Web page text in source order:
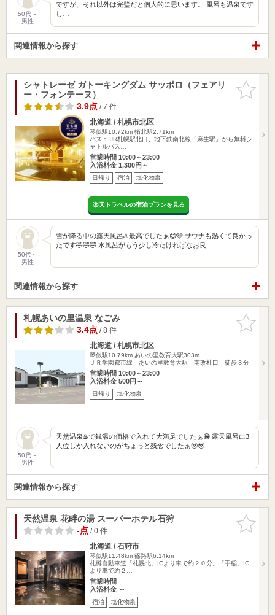
50代～
男性
ですが、それ以外は完璧だと個人的に思います。 風呂も温泉です
し…
関連情報から探す
お気に入
りに追加
シャトレーゼ ガトーキングダム サッポロ（フェアリ
ー・フォンテーヌ）
3.9点/ 7 件
北海道 / 札幌市北区
琴似駅10.72km 拓北駅2.71km
バス： JR札幌駅北口、地下鉄南北線「麻生駅」から無料シ
ャトルバス…
営業時間 10:00～23:00
入浴料金 1,300円～
日帰り 宿泊 塩化物泉
楽天トラベルの宿泊プランを見る
50代～
男性
雪が降る中の露天風呂♨️最高でしたぁ😊🩵 サウナも熱くて良かっ
たです🤣🤣🤣 水風呂がもう少し冷たければなお良…
関連情報から探す
お気に入
りに追加
札幌あいの里温泉 なごみ
3.4点/ 8 件
北海道 / 札幌市北区
琴似駅10.79km あいの里教育大駅303m
ＪＲ学園都市線 あいの里教育大駅 南改札口 徒歩３分
営業時間 10:00～23:00
入浴料金 500円～
日帰り 塩化物泉
50代～
男性
天然温泉♨️で銭湯の価格で入れて大満足でしたぁ😁 露天風呂に3
人位しか入れないのがちょっと残念でしたぁ🥹🥹
関連情報から探す
お気に入
りに追加
天然温泉 花畔の湯 スーパーホテル石狩
-点/ 0 件
北海道 / 石狩市
琴似駅11.48km 篠路駅6.14km
札樽自動車道「札幌北」ICより車で約２０分。「手稲」IC
より車で約２…
営業時間
入浴料金 ～
宿泊 塩化物泉